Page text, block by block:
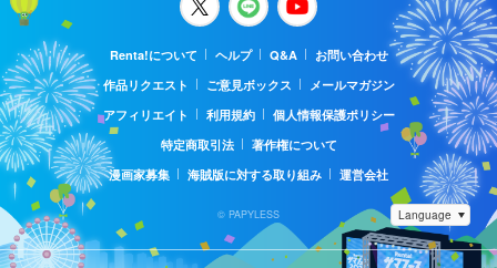
Renta!について ヘルプ Q&A
お問い合わせ
作品リクエスト
ご意見ボックス
メールマガジン
アフィリエイト
利用規約
個人情報保護ポリシー
特定商取引法
著作権について
漫画家募集
海賊版に対する取り組み 運営会社
© PAPYLESS